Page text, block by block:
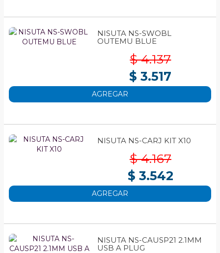
NISUTA NS-SWOBL
OUTEMU BLUE
$ 4.137
$ 3.517
AGREGAR
NISUTA NS-CARJ KIT X10
$ 4.167
$ 3.542
AGREGAR
NISUTA NS-CAUSP21 2.1MM
USB A PLUG